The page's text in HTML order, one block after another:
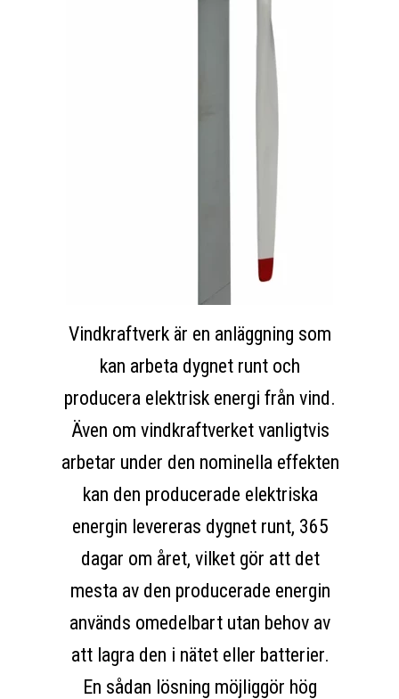
Vindkraftverk är en anläggning som
kan arbeta dygnet runt och
producera elektrisk energi från vind.
Även om vindkraftverket vanligtvis
arbetar under den nominella effekten
kan den producerade elektriska
energin levereras dygnet runt, 365
dagar om året, vilket gör att det
mesta av den producerade energin
används omedelbart utan behov av
att lagra den i nätet eller batterier.
En sådan lösning möjliggör hög